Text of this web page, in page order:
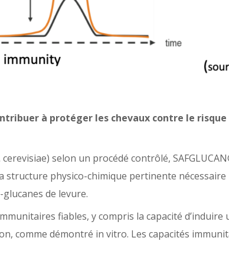
à protéger les chevaux contre le risque
cerevisiae) selon un procédé contrôlé,
structure physico-chimique pertinente
de levure.
fiables, y compris la capacité
comme démontré in vitro. Les capacités